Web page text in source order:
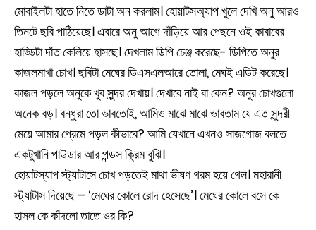
মোবাইলটা হাতে নিতে ডাটা অন করলাম। হোয়াটসঅ্যাপ খুলে দেখি অনু আরও
তিনটে ছবি পাঠিয়েছে। এবারে অনু আগে দাঁড়িয়ে আর পেছনে ওই কাবাবের
হাড্ডিটা দাঁত কেলিয়ে হাসছে। দেখলাম ডিপি চেঞ্জ করেছে- ডিপিতে অনুর
কাজলমাখা চোখ। ছবিটা মেঘের ডিএসএলআরে তোলা, মেঘই এডিট করেছে।
কাজল পড়লে অনুকে খুব সুন্দর দেখায়। দেখাবে নাই বা কেন? অনুর চোখগুলো
অনেক বড়। বন্ধুরা তো ভাবতোই, আমিও মাঝে মাঝে ভাবতাম যে এত সুন্দরী
মেয়ে আমার প্রেমে পড়ল কীভাবে? আমি যেখানে এখনও সাজগোজ বলতে
একটুখানি পাউডার আর পন্ডস ক্রিম বুঝি।
হোয়াটস্যাপ স্ট্যাটাসে চোখ পড়তেই মাথা ভীষণ গরম হয়ে গেল। মহারানী
স্ট্যাটাস দিয়েছে – ‘মেঘের কোলে রোদ হেসেছে’। মেঘের কোলে বসে কে
হাসল কে কাঁদলো তাতে ওর কি?